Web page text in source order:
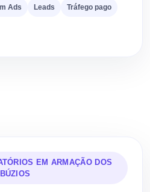
Ads Leads Tráfego pago
EM ARMAÇÃO DOS
BÚZIOS